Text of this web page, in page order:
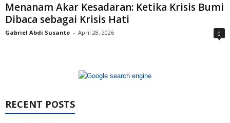
Menanam Akar Kesadaran: Ketika Krisis Bumi
Dibaca sebagai Krisis Hati
Gabriel Abdi Susanto - April 28, 2026 0
RECENT POSTS